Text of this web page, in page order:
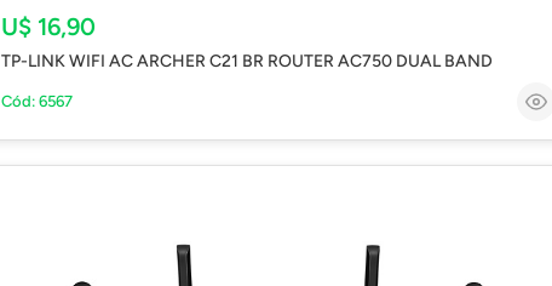
U$ 16,90
TP-LINK WIFI AC ARCHER C21 BR ROUTER AC750 DUAL BAND
Cód: 6567